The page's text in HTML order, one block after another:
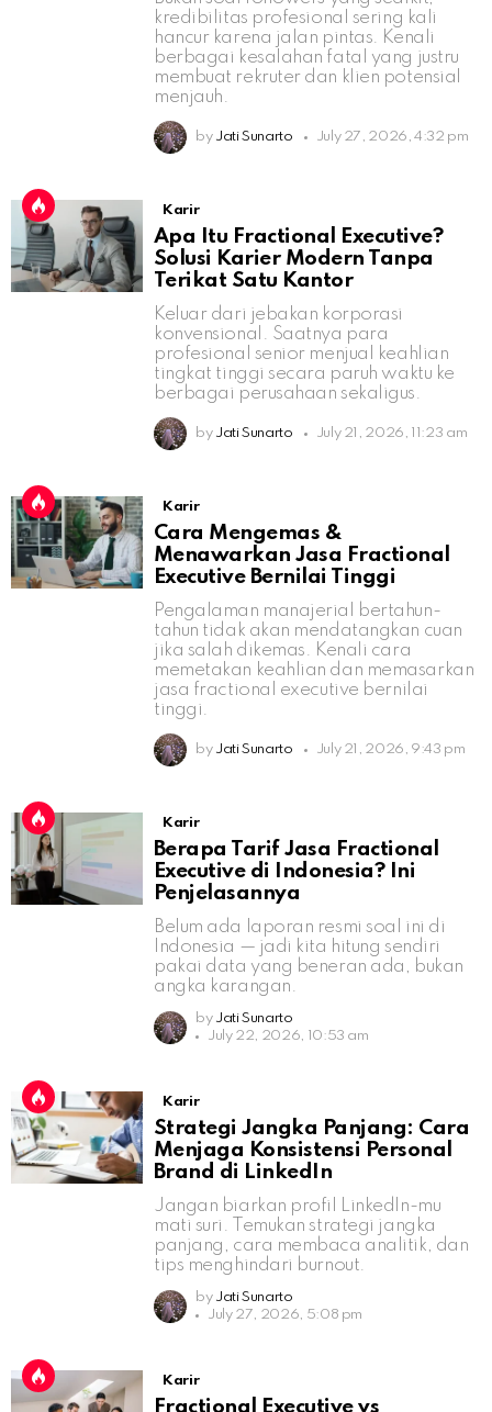
kredibilitas profesional sering kali
hancur karena jalan pintas. Kenali
berbagai kesalahan fatal yang justru
membuat rekruter dan klien potensial
menjauh.
by Jati Sunarto July 27, 2026, 4:32 pm
Karir
Apa Itu Fractional Executive?
Solusi Karier Modern Tanpa
Terikat Satu Kantor
Keluar dari jebakan korporasi
konvensional. Saatnya para
profesional senior menjual keahlian
tingkat tinggi secara paruh waktu ke
berbagai perusahaan sekaligus.
by Jati Sunarto July 21, 2026, 11:23 am
Karir
Cara Mengemas &
Menawarkan Jasa Fractional
Executive Bernilai Tinggi
Pengalaman manajerial bertahun-
tahun tidak akan mendatangkan cuan
jika salah dikemas. Kenali cara
memetakan keahlian dan memasarkan
jasa fractional executive bernilai
tinggi.
by Jati Sunarto July 21, 2026, 9:43 pm
Karir
Berapa Tarif Jasa Fractional
Executive di Indonesia? Ini
Penjelasannya
Belum ada laporan resmi soal ini di
Indonesia — jadi kita hitung sendiri
pakai data yang beneran ada, bukan
angka karangan.
by Jati Sunarto
July 22, 2026, 10:53 am
Karir
Strategi Jangka Panjang: Cara
Menjaga Konsistensi Personal
Brand di LinkedIn
Jangan biarkan profil LinkedIn-mu
mati suri. Temukan strategi jangka
panjang, cara membaca analitik, dan
tips menghindari burnout.
by Jati Sunarto
July 27, 2026, 5:08 pm
Karir
Fractional Executive vs